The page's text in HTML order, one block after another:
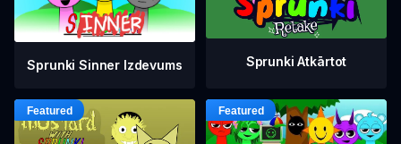
Sprunki Sinner Izdevums Sprunki Atkārtot